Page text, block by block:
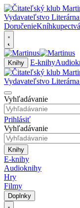
DoručenieKníhkupectvá
Knihy E-knihy
Vyhľadávanie
Prihlásiť
Vyhľadávanie
Knihy
E-knihy
Audioknihy
Hry
Filmy
Doplnky